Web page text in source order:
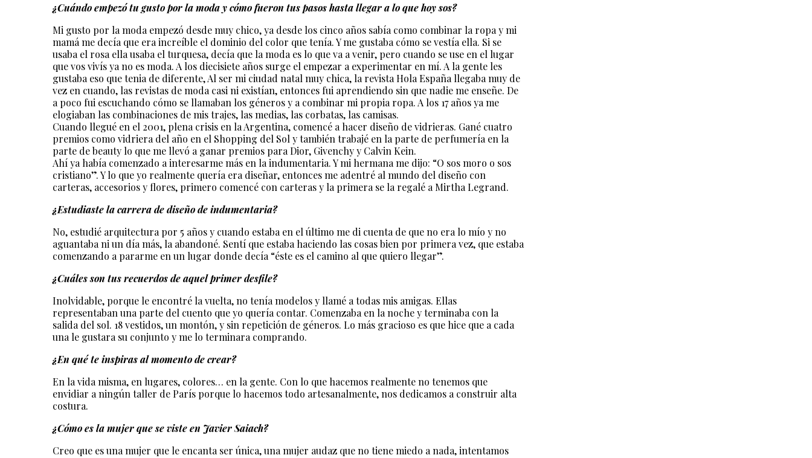
¿Cuándo empezó tu gusto por la moda y cómo fueron tus pasos hasta llegar a lo que hoy sos?
Mi gusto por la moda empezó desde muy chico, ya desde los cinco años sabía como combinar la ropa y mi
mamá me decía que era increíble el dominio del color que tenía. Y me gustaba cómo se vestía ella. Si se
usaba el rosa ella usaba el turquesa, decía que la moda es lo que va a venir, pero cuando se use en el lugar
que vos vivís ya no es moda. A los diecisiete años surge el empezar a experimentar en mí. A la gente les
gustaba eso que tenia de diferente, Al ser mi ciudad natal muy chica, la revista Hola España llegaba muy de
vez en cuando, las revistas de moda casi ni existían, entonces fui aprendiendo sin que nadie me enseñe. De
a poco fui escuchando cómo se llamaban los géneros y a combinar mi propia ropa. A los 17 años ya me
elogiaban las combinaciones de mis trajes, las medias, las corbatas, las camisas.
Cuando llegué en el 2001, plena crisis en la Argentina, comencé a hacer diseño de vidrieras. Gané cuatro
premios como vidriera del año en el Shopping del Sol y también trabajé en la parte de perfumería en la
parte de beauty lo que me llevó a ganar premios para Dior, Givenchy y Calvin Kein.
Ahí ya había comenzado a interesarme más en la indumentaria. Y mi hermana me dijo: “O sos moro o sos
cristiano”. Y lo que yo realmente quería era diseñar, entonces me adentré al mundo del diseño con
carteras, accesorios y flores, primero comencé con carteras y la primera se la regalé a Mirtha Legrand.
¿Estudiaste la carrera de diseño de indumentaria?
No, estudié arquitectura por 5 años y cuando estaba en el último me di cuenta de que no era lo mío y no
aguantaba ni un día más, la abandoné. Sentí que estaba haciendo las cosas bien por primera vez, que estaba
comenzando a pararme en un lugar donde decía “éste es el camino al que quiero llegar”.
¿Cuáles son tus recuerdos de aquel primer desfile?
Inolvidable, porque le encontré la vuelta, no tenía modelos y llamé a todas mis amigas. Ellas
representaban una parte del cuento que yo quería contar. Comenzaba en la noche y terminaba con la
salida del sol. 18 vestidos, un montón, y sin repetición de géneros. Lo más gracioso es que hice que a cada
una le gustara su conjunto y me lo terminara comprando.
¿En qué te inspiras al momento de crear?
En la vida misma, en lugares, colores… en la gente. Con lo que hacemos realmente no tenemos que
envidiar a ningún taller de París porque lo hacemos todo artesanalmente, nos dedicamos a construir alta
costura.
¿Cómo es la mujer que se viste en Javier Saiach?
Creo que es una mujer que le encanta ser única, una mujer audaz que no tiene miedo a nada, intentamos